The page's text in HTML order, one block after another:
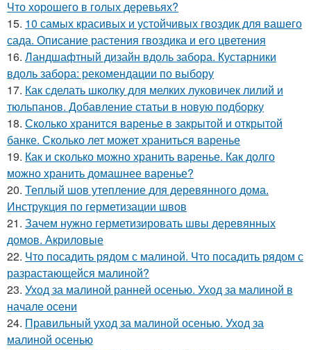
Что хорошего в голых деревьях?
15. 10 самых красивых и устойчивых гвоздик для вашего
сада. Описание растения гвоздика и его цветения
16. Ландшафтный дизайн вдоль забора. Кустарники
вдоль забора: рекомендации по выбору
17. Как сделать школку для мелких луковичек лилий и
тюльпанов. Добавление статьи в новую подборку
18. Сколько хранится варенье в закрытой и открытой
банке. Сколько лет может храниться варенье
19. Как и сколько можно хранить варенье. Как долго
можно хранить домашнее варенье?
20. Теплый шов утепление для деревянного дома.
Инструкция по герметизации швов
21. Зачем нужно герметизировать швы деревянных
домов. Акриловые
22. Что посадить рядом с малиной. Что посадить рядом с
разрастающейся малиной?
23. Уход за малиной ранней осенью. Уход за малиной в
начале осени
24. Правильный уход за малиной осенью. Уход за
малиной осенью